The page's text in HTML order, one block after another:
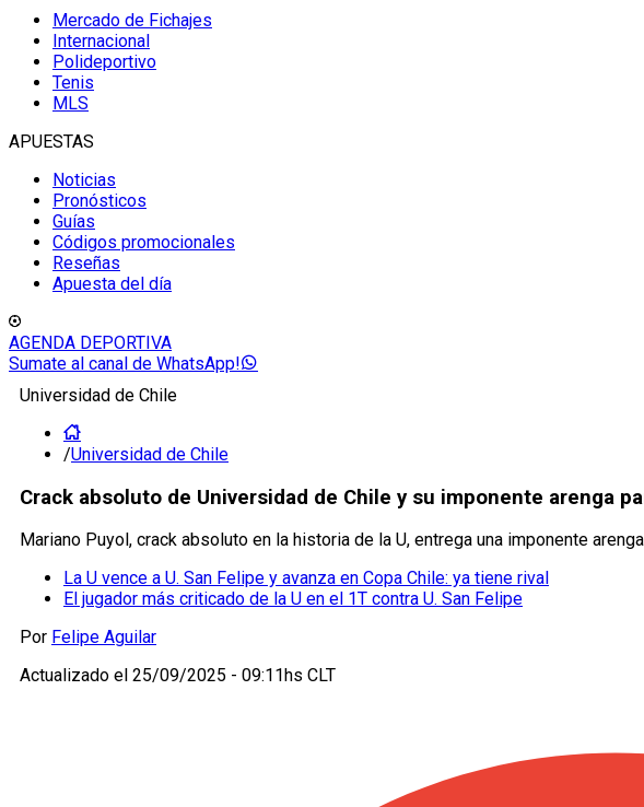
Mercado de Fichajes
Internacional
Polideportivo
Tenis
MLS
APUESTAS
Noticias
Pronósticos
Guías
Códigos promocionales
Reseñas
Apuesta del día
AGENDA DEPORTIVA
Sumate al canal de WhatsApp!
Universidad de Chile
/Universidad de Chile
Crack absoluto de Universidad de Chile y su imponente arenga
Mariano Puyol, crack absoluto en la historia de la U, entrega una imponente
La U vence a U. San Felipe y avanza en Copa Chile: ya tiene rival
El jugador más criticado de la U en el 1T contra U. San Felipe
Por Felipe Aguilar
Actualizado el 25/09/2025 - 09:11hs CLT